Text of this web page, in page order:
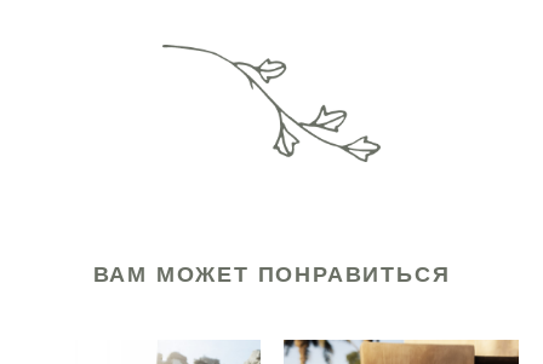
ВАМ МОЖЕТ ПОНРАВИТЬСЯ